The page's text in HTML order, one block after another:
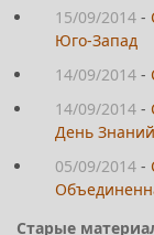
15/09/2014 -
Юго-Запад
14/09/2014 -
14/09/2014 -
День Знаний
05/09/2014 -
Старые